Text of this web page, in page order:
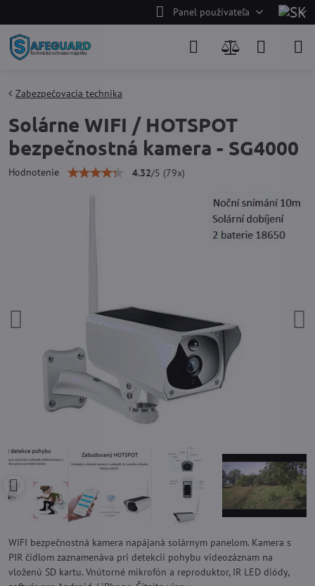
Panel používateľa
Zabezpečovacia technika
Solárne WIFI / HOTSPOT
bezpečnostná kamera - SG4000
Hodnotenie 4.32/5 (79x)
WIFI bezpečnostná kamera napájaná solárnym panelom. Kamera s
PIR čidlom zaznamenáva pri detekcii pohybu videozáznam na
vloženú SD kartu. Vnútorné mikrofón a reproduktor, IR LED diódy,